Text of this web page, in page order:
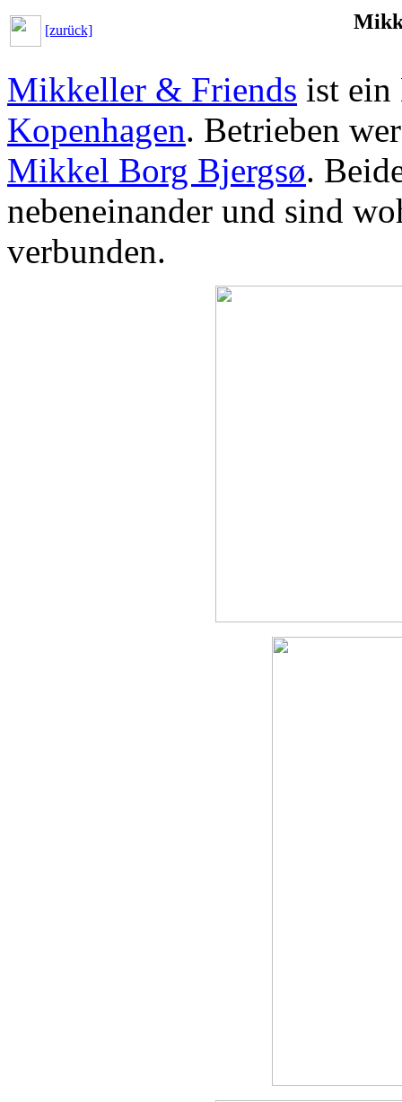
[zurück]
Mikkeller & Friends ist ein
Kopenhagen. Betrieben
Mikkel Borg Bjergsø.
nebeneinander und sind
verbunden.